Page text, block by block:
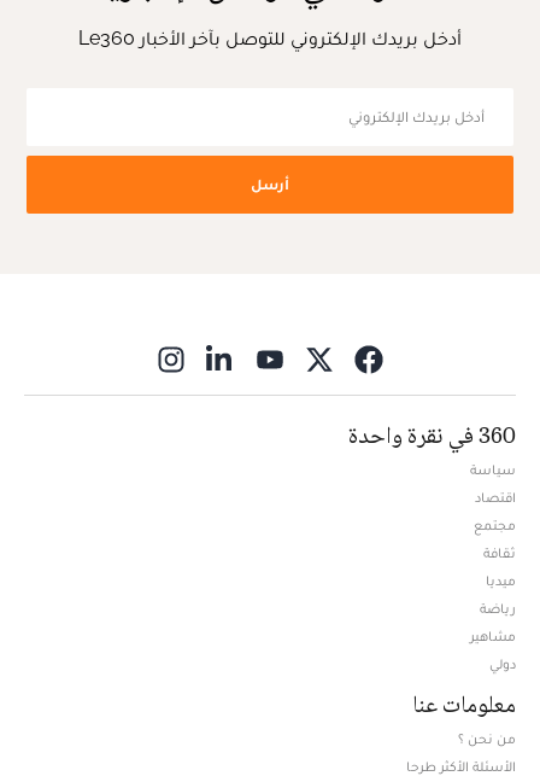
أدخل بريدك الإلكتروني للتوصل بآخر الأخبار Le360
أرسل
360 في نقرة واحدة
سياسة
اقتصاد
مجتمع
ثقافة
ميديا
رياضة
مشاهير
دولي
معلومات عنا
من نحن ؟
الأسئلة الأكثر طرحا